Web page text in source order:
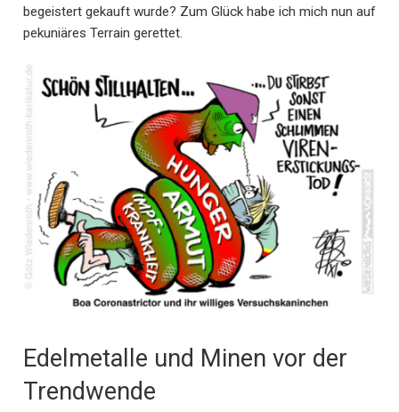
begeistert gekauft wurde? Zum Glück habe ich mich nun auf
pekuniäres Terrain gerettet.
Edelmetalle und Minen vor der
Trendwende